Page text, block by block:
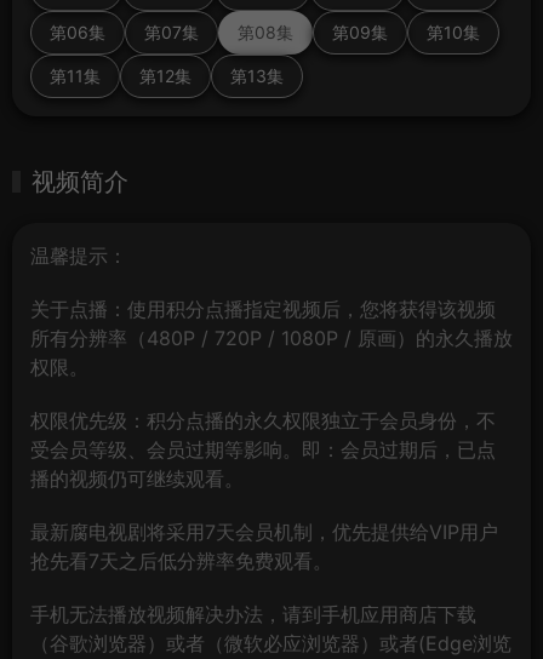
第06集 第07集 第08集 第09集 第10集
第11集 第12集 第13集
视频简介
温馨提示：
关于点播：使用积分点播指定视频后，您将获得该视频
所有分辨率（480P / 720P / 1080P / 原画）的永久播放
权限。
权限优先级：积分点播的永久权限独立于会员身份，不
受会员等级、会员过期等影响。即：会员过期后，已点
播的视频仍可继续观看。
最新腐电视剧将采用7天会员机制，优先提供给VIP用户
抢先看7天之后低分辨率免费观看。
手机无法播放视频解决办法，请到手机应用商店下载
（谷歌浏览器）或者（微软必应浏览器）或者(Edge浏览